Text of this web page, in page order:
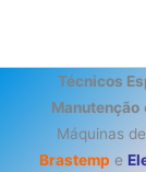
Técnicos
Manutenção
Máquinas
Brastemp e